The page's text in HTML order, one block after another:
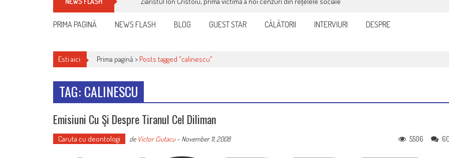
PRIMA PAGINĂ NEWS FLASH BLOG GUEST STAR CĂLĂTORII INTERVIURI DESPRE
Esti aici: Prima pagină > Posts tagged "calinescu"
TAG: CALINESCU
Emisiuni Cu Şi Despre Tiranul Cel Diliman
Caruta cu deontologi de Victor Ciutacu- November 11, 2008 5506